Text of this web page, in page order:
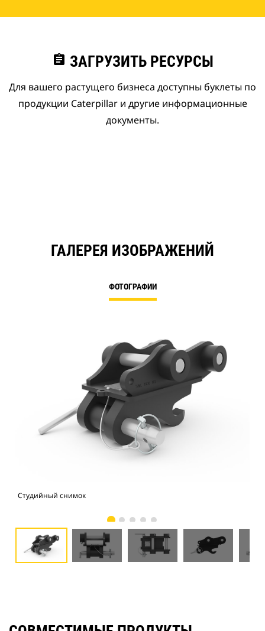
assignment ЗАГРУЗИТЬ РЕСУРСЫ
Для вашего растущего бизнеса доступны буклеты по
продукции Caterpillar и другие информационные
документы.
ГАЛЕРЕЯ ИЗОБРАЖЕНИЙ
ФОТОГРАФИИ
Студийный снимок